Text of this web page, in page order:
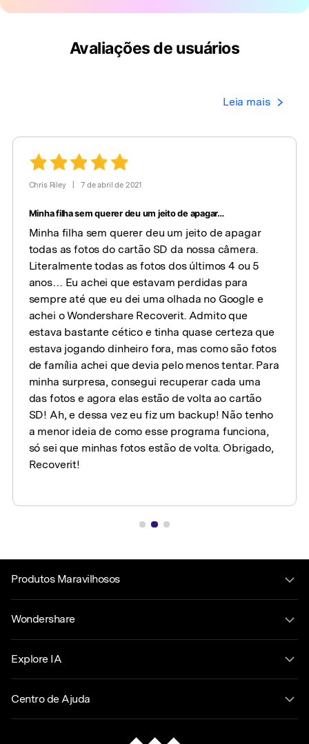
Avaliações de usuários
Leia mais
Chris Riley 7 de abril de 2021
Minha filha sem querer deu um jeito de apagar…
Minha filha sem querer deu um jeito de apagar
todas as fotos do cartão SD da nossa câmera.
Literalmente todas as fotos dos últimos 4 ou 5
anos… Eu achei que estavam perdidas para
sempre até que eu dei uma olhada no Google e
achei o Wondershare Recoverit. Admito que
estava bastante cético e tinha quase certeza que
estava jogando dinheiro fora, mas como são fotos
de família achei que devia pelo menos tentar. Para
minha surpresa, consegui recuperar cada uma
das fotos e agora elas estão de volta ao cartão
SD! Ah, e dessa vez eu fiz um backup! Não tenho
a menor ideia de como esse programa funciona,
só sei que minhas fotos estão de volta. Obrigado,
Recoverit!
Produtos Maravilhosos
Wondershare
Explore IA
Centro de Ajuda